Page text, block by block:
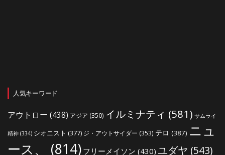
人気キーワード
アウトロー (438) アジア (350) イルミナティ (581) サムライ
精神 (334) シオニスト (377) ジ・アウトサイダー (353) テロ (387) ニュ
ース、
(814) フリーメイソン (430) ユダヤ (543)